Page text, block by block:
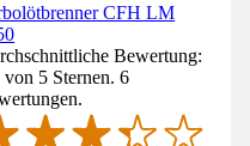
CFH LM
Bewertung:
von 5 Sternen. 6